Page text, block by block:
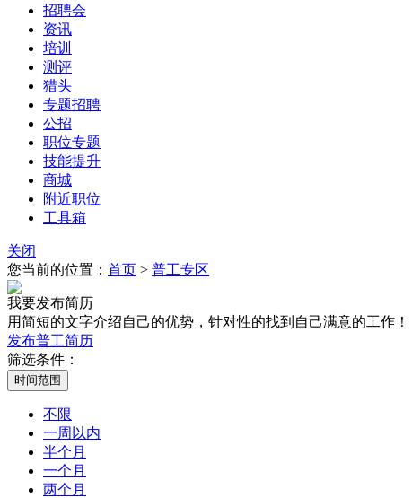
招聘会
资讯
培训
测评
猎头
专题招聘
公招
职位专题
技能提升
商城
附近职位
工具箱
关闭
您当前的位置： 首页 > 普工专区
我要发布简历
用简短的文字介绍自己的优势，针对性的找到自己满意的工作！
发布普工简历
筛选条件：
不限
一周以内
半个月
一个月
两个月